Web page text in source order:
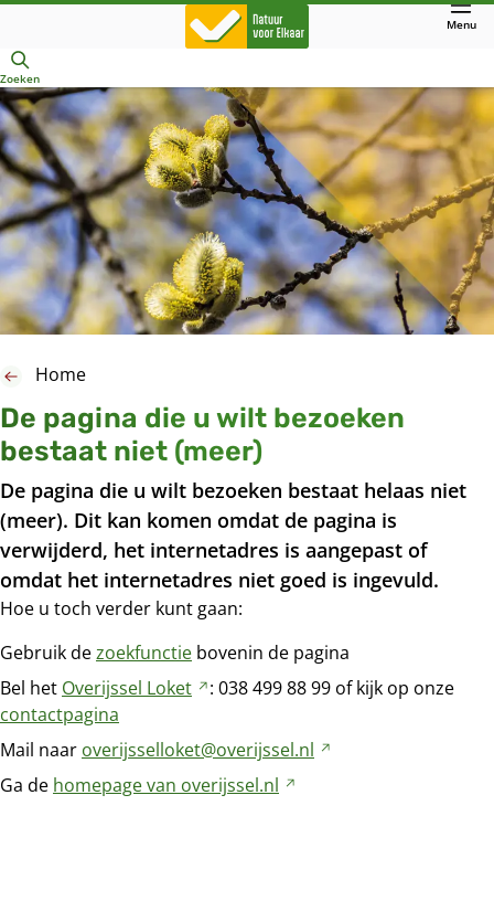
hoofdinhoud
Menu
Zoeken
De pagina die u wilt bezoeken
bestaat niet (meer)
Home
De pagina die u wilt bezoeken bestaat helaas niet
(meer). Dit kan komen omdat de pagina is
verwijderd, het internetadres is aangepast of
omdat het internetadres niet goed is ingevuld.
Hoe u toch verder kunt gaan:
Gebruik dezoekfunctie bovenin de pagina
Bel het Overijssel Loket
Verwijst
een
andere
website
: 0384998899 of kijk op onze
contactpagina
Mail naar overijsselloket@overijssel.nl
Ga de homepage van overijssel.nl